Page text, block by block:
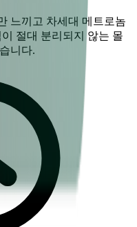
느끼고 차세대 메트로놈
절대 분리되지 않는 몰
니다.